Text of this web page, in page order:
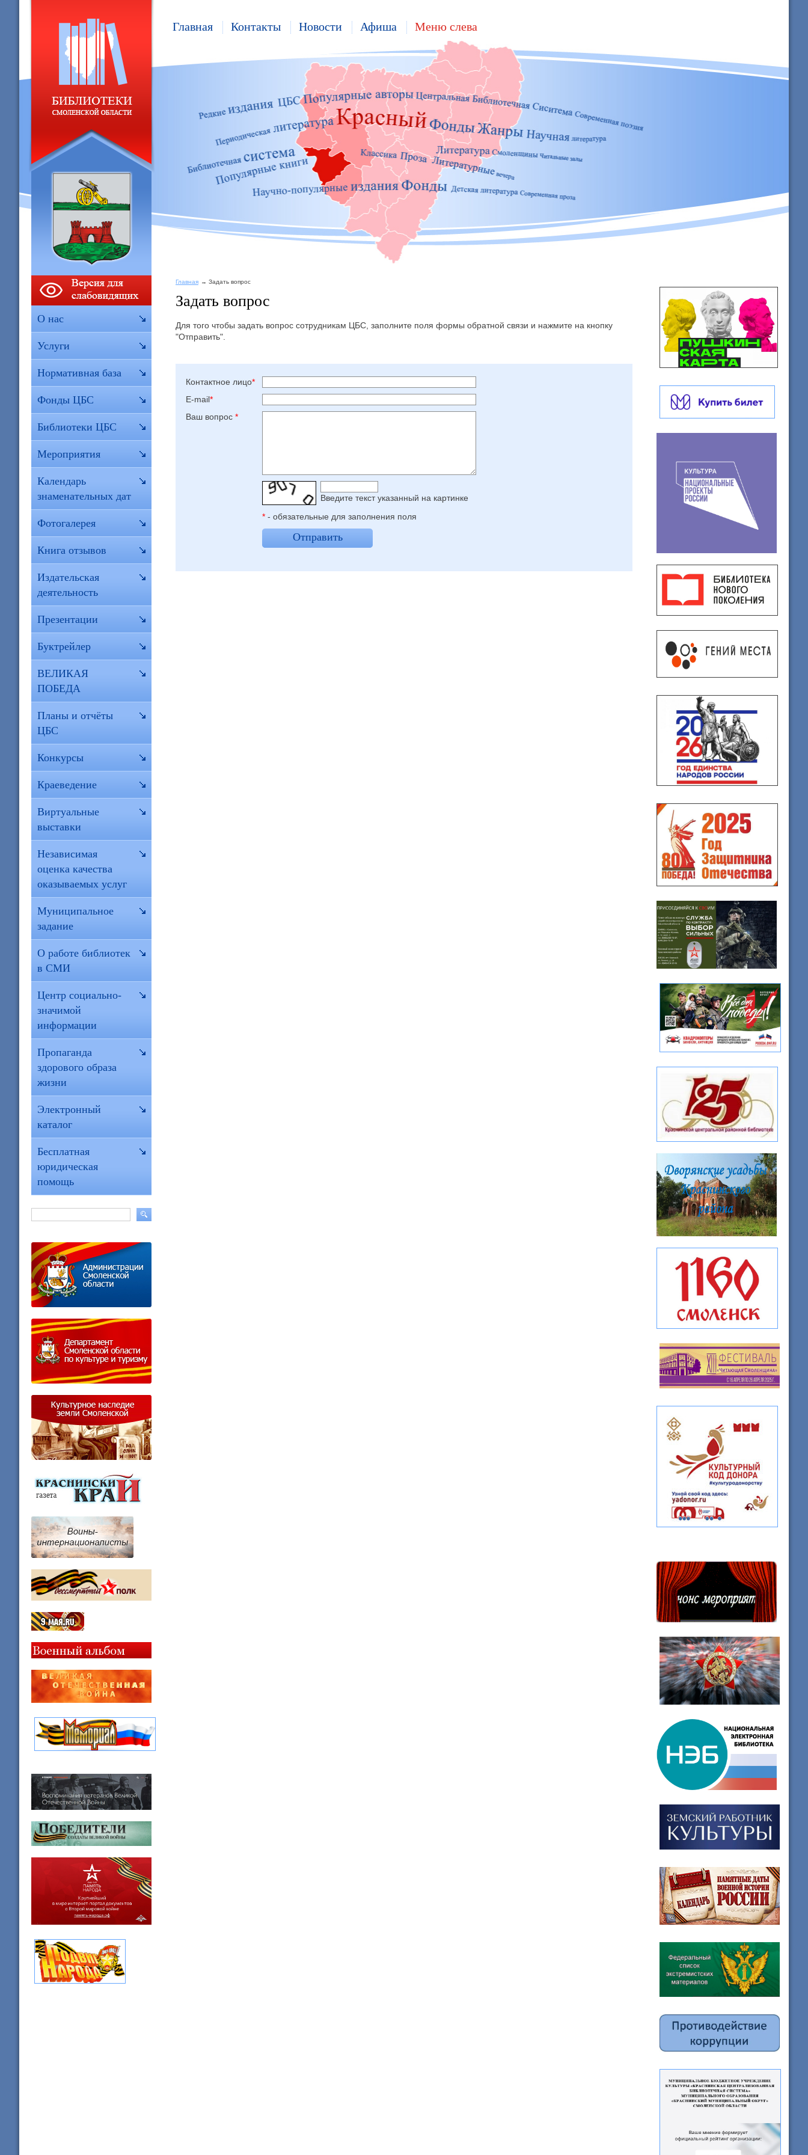
Главная Контакты Новости Афиша Меню слева
Главная Задать вопрос
Задать вопрос
Для того чтобы задать вопрос сотрудникам ЦБС, заполните поля формы обратной связи и нажмите на кнопку
"Отправить".
Контактное лицо*
E-mail*
Ваш вопрос *
Введите текcт указанный на картинке
* - обязательные для заполнения поля
Отправить
О нас
Услуги
Нормативная база
Фонды ЦБС
Библиотеки ЦБС
Мероприятия
Календарь
знаменательных дат
Фотогалерея
Книга отзывов
Издательская
деятельность
Презентации
Буктрейлер
ВЕЛИКАЯ
ПОБЕДА
Планы и отчёты
ЦБС
Конкурсы
Краеведение
Виртуальные
выставки
Независимая
оценка качества
оказываемых услуг
Муниципальное
задание
О работе библиотек
в СМИ
Центр социально-
значимой
информации
Пропаганда
здорового образа
жизни
Электронный
каталог
Бесплатная
юридическая
помощь